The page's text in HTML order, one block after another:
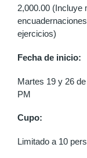
2,000.00 (Incluye
ejercicios)
Fecha de inicio:
Martes 19 y 26
PM
Cupo:
Limitado a 10